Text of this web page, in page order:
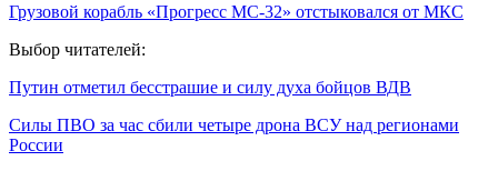
Грузовой корабль «Прогресс МС-32» отстыковался от МКС
Выбор читателей:
Путин отметил бесстрашие и силу духа бойцов ВДВ
Силы ПВО за час сбили четыре дрона ВСУ над регионами
России